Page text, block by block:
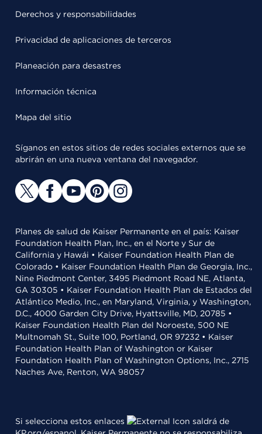
Derechos y responsabilidades
Privacidad de aplicaciones de terceros
Planeación para desastres
Información técnica
Mapa del sitio
Síganos en estos sitios de redes sociales externos que se
abrirán en una nueva ventana del navegador.
Planes de salud de Kaiser Permanente en el país: Kaiser
Foundation Health Plan, Inc., en el Norte y Sur de
California y Hawái • Kaiser Foundation Health Plan de
Colorado • Kaiser Foundation Health Plan de Georgia, Inc.,
Nine Piedmont Center, 3495 Piedmont Road NE, Atlanta,
GA 30305 • Kaiser Foundation Health Plan de Estados del
Atlántico Medio, Inc., en Maryland, Virginia, y Washington,
D.C., 4000 Garden City Drive, Hyattsville, MD, 20785 •
Kaiser Foundation Health Plan del Noroeste, 500 NE
Multnomah St., Suite 100, Portland, OR 97232 • Kaiser
Foundation Health Plan of Washington or Kaiser
Foundation Health Plan of Washington Options, Inc., 2715
Naches Ave, Renton, WA 98057
Si selecciona estos enlaces
saldrá de